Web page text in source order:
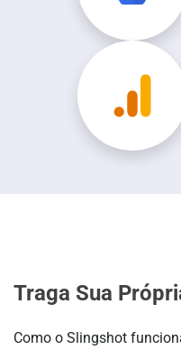
Traga Sua
Como o Slingshot